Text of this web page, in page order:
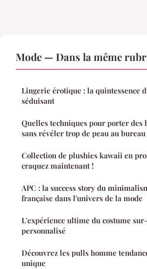
Mode — Dans la même
Lingerie érotique : la quintessence
séduisant
Quelles techniques pour porter des
sans révéler trop de peau au bureau
Collection de plushies kawaii en
craquez maintenant !
APC : la success story du
française dans l'univers de la mode
L'expérience ultime du costume
personnalisé
Découvrez les pulls homme
unique